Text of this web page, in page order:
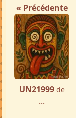
« Précédente
UN21999 de
...